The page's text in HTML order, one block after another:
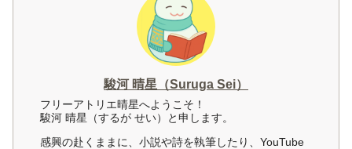
駿河 晴星（Suruga Sei）
フリーアトリエ晴星へようこそ！
駿河 晴星（するが せい）と申します。
感興の赴くままに、小説や詩を執筆したり、YouTube